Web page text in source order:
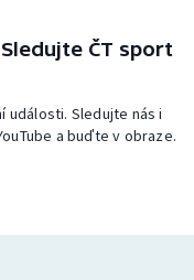
ČT sport
události. Sledujte nás i
a buďte v obraze.